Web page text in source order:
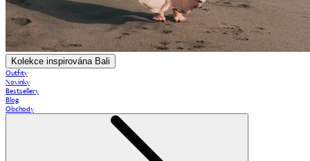
Kolekce inspirována Bali
Outfity
Novinky
Bestsellery
Blog
Obchody